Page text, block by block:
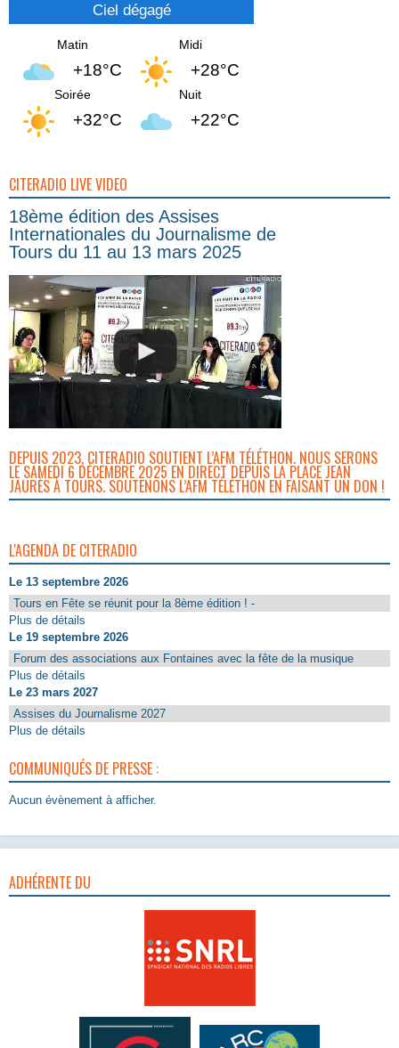
Ciel dégagé
Matin
+18°C
Midi
+28°C
Soirée
+32°C
Nuit
+22°C
CITERADIO LIVE VIDEO
18ème édition des Assises
Internationales du Journalisme de
Tours du 11 au 13 mars 2025
DEPUIS 2023, CITERADIO SOUTIENT L’AFM TÉLÉTHON. NOUS SERONS
LE SAMEDI 6 DÉCEMBRE 2025 EN DIRECT DEPUIS LA PLACE JEAN
JAURÈS À TOURS. SOUTENONS L’AFM TÉLÉTHON EN FAISANT UN DON !
L'AGENDA DE CITERADIO
Le 13 septembre 2026
Tours en Fête se réunit pour la 8ème édition ! -
Plus de détails
Le 19 septembre 2026
Forum des associations aux Fontaines avec la fête de la musique
Plus de détails
Le 23 mars 2027
Assises du Journalisme 2027
Plus de détails
COMMUNIQUÉS DE PRESSE :
Aucun évènement à afficher.
ADHÉRENTE DU